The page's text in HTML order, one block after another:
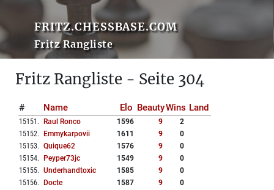
FRITZ.CHESSBASE.COM
Fritz Rangliste
Fritz Rangliste - Seite 304
# Name Elo BeautyWins Land
15151 . Raul Ronco 1596 9
2
15152. Emmykarpovii 1611 9
0
15153. Quique62 1576 9
0
15154. Peyper73jc 1549 9
0
15155. Underhandtoxic 1585 9
0
15156. Docte 1587 9
0